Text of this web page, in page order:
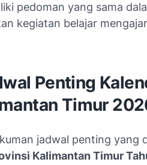
pedoman yang sama
kegiatan belajar
Penting
Timur
jadwal penting yang
Kalimantan Timur